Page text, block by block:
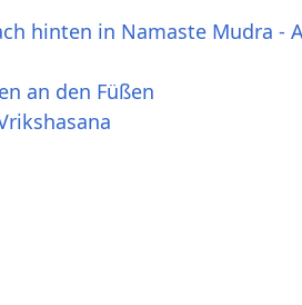
hinten in Namaste Mudra -
an den Füßen